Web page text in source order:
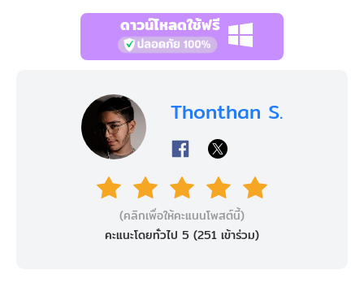
ดาวน์โหลดใช้ฟรี
Thonthan S.
(คลิกเพื่อให้คะแนนโพสต์นี้)
คะแนะโดยทั่วไป 5 (251 เข้าร่วม)